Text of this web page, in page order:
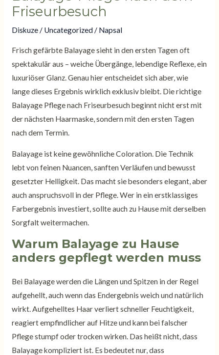
Friseurbesuch
Diskuze/ Uncategorized/ Napsal
Frisch gefärbte Balayage sieht in den ersten Tagen oft
spektakulär aus – weiche Übergänge, lebendige Reflexe, ein
luxuriöser Glanz. Genau hier entscheidet sich aber, wie
lange dieses Ergebnis wirklich exklusiv bleibt. Die richtige
Balayage Pflege nach Friseurbesuch beginnt nicht erst mit
der nächsten Haarmaske, sondern mit den ersten Tagen
nach dem Termin.
Balayage ist keine gewöhnliche Coloration. Die Technik
lebt von feinen Nuancen, sanften Verläufen und bewusst
gesetzter Helligkeit. Das macht sie besonders elegant, aber
auch anspruchsvoll in der Pflege. Wer in ein erstklassiges
Farbergebnis investiert, sollte auch zu Hause mit derselben
Sorgfalt weitermachen.
Warum Balayage zu Hause
anders gepflegt werden muss
Bei Balayage werden die Längen und Spitzen in der Regel
aufgehellt, auch wenn das Endergebnis weich und natürlich
wirkt. Aufgehelltes Haar verliert schneller Feuchtigkeit,
reagiert empfindlicher auf Hitze und kann bei falscher
Pflege stumpf oder trocken wirken. Das heißt nicht, dass
Balayage kompliziert ist. Es bedeutet nur, dass